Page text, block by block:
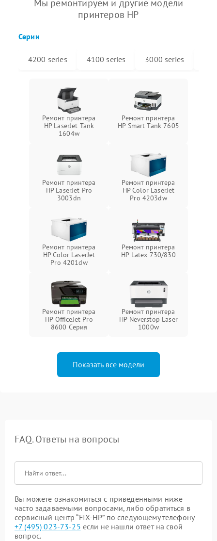
Мы ремонтируем и другие модели
принтеров HP
Серии
4200 series 4100 series 3000 series
Ремонт принтера
HP LaserJet Tank
1604w
Ремонт принтера
HP Smart Tank 7605
Ремонт принтера
HP LaserJet Pro
3003dn
Ремонт принтера
HP Color LaserJet
Pro 4203dw
Ремонт принтера
HP Color LaserJet
Pro 4201dw
Ремонт принтера
HP Latex 730/830
Ремонт принтера
HP OfficeJet Pro
8600 Серия
Ремонт принтера
HP Neverstop Laser
1000w
Показать все модели
FAQ. Ответы на вопросы
Вы можете ознакомиться с приведенными ниже
часто задаваемыми вопросами, либо обратиться в
сервисный центр “FIX-HP” по следующему телефону
+7 (495) 023-73-25 если не нашли ответ на свой
вопрос.